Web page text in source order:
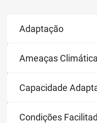
Adaptação
Ameaças
Capacidade
Condições